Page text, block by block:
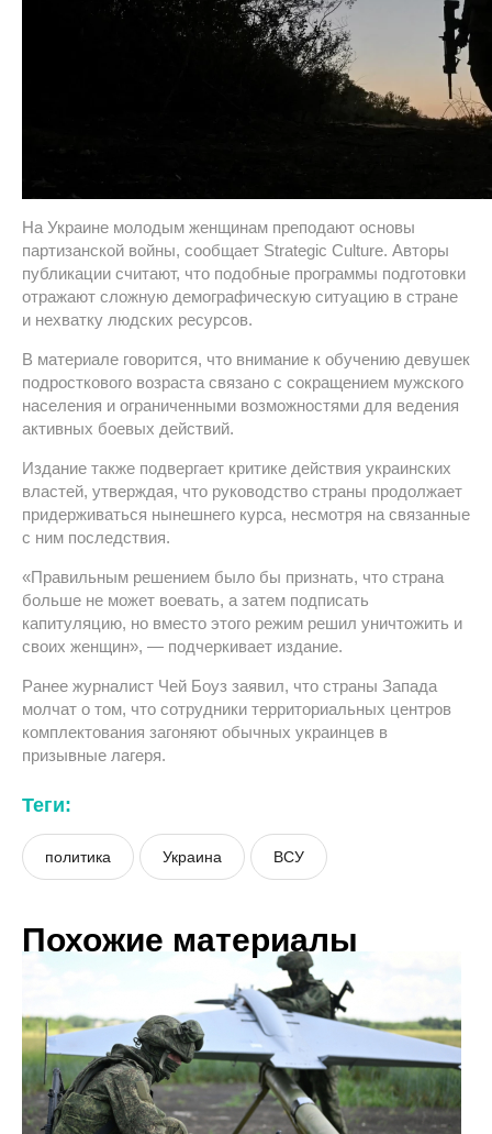
На Украине молодым женщинам преподают основы
партизанской войны, сообщает Strategic Culture. Авторы
публикации считают, что подобные программы подготовки
отражают сложную демографическую ситуацию в стране
и нехватку людских ресурсов.
В материале говорится, что внимание к обучению девушек
подросткового возраста связано с сокращением мужского
населения и ограниченными возможностями для ведения
активных боевых действий.
Издание также подвергает критике действия украинских
властей, утверждая, что руководство страны продолжает
придерживаться нынешнего курса, несмотря на связанные
с ним последствия.
«Правильным решением было бы признать, что страна
больше не может воевать, а затем подписать
капитуляцию, но вместо этого режим решил уничтожить и
своих женщин», — подчеркивает издание.
Ранее журналист Чей Боуз заявил, что страны Запада
молчат о том, что сотрудники территориальных центров
комплектования загоняют обычных украинцев в
призывные лагеря.
Теги:
политика Украина ВСУ
Похожие материалы